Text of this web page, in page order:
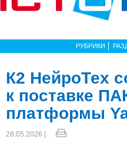
РУБРИКИ
К2 НейроТех
к поставке
платформы
28.05.2026 |